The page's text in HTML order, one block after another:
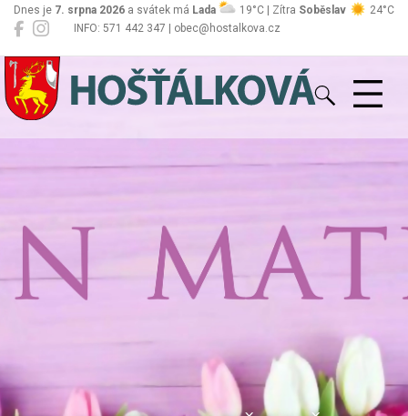
INFO: 571 442 347 | obec@hostalkova.cz
Dnes je 7. srpna 2026 a svátek má Lada 19°C | Zítra Soběslav 24°C
Hošťálková